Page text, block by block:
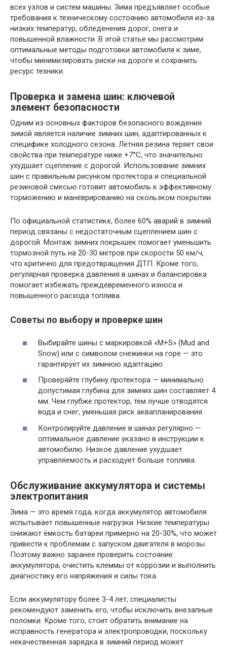
всех узлов и систем машины. Зима предъявляет особые
требования к техническому состоянию автомобиля из-за
низких температур, обледенения дорог, снега и
повышенной влажности. В этой статье мы рассмотрим
оптимальные методы подготовки автомобиля к зиме,
чтобы минимизировать риски на дороге и сохранить
ресурс техники.
Проверка и замена шин: ключевой
элемент безопасности
Одним из основных факторов безопасного вождения
зимой является наличие зимних шин, адаптированных к
специфике холодного сезона. Летняя резина теряет свои
свойства при температуре ниже +7°С, что значительно
ухудшает сцепление с дорогой. Использование зимних
шин с правильным рисунком протектора и специальной
резиновой смесью готовит автомобиль к эффективному
торможению и маневрированию на скользком покрытии.
По официальной статистике, более 60% аварий в зимний
период связаны с недостаточным сцеплением шин с
дорогой. Монтаж зимних покрышек помогает уменьшить
тормозной путь на 20-30 метров при скорости 50 км/ч,
что критично для предотвращения ДТП. Кроме того,
регулярная проверка давления в шинах и балансировка
помогает избежать преждевременного износа и
повышенного расхода топлива.
Советы по выбору и проверке шин
Выбирайте шины с маркировкой «M+S» (Mud and
Snow) или с символом снежинки на горе — это
гарантирует их зимнюю адаптацию.
Проверяйте глубину протектора — минимально
допустимая глубина для зимних шин составляет 4
мм. Чем глубже протектор, тем лучше отводятся
вода и снег, уменьшая риск аквапланирования.
Контролируйте давление в шинах регулярно —
оптимальное давление указано в инструкции к
автомобилю. Низкое давление ухудшает
управляемость и расходует больше топлива.
Обслуживание аккумулятора и системы
электропитания
Зима — это время года, когда аккумулятор автомобиля
испытывает повышенные нагрузки. Низкие температуры
снижают ёмкость батареи примерно на 20-30%, что может
привести к проблемам с запуском двигателя в морозы.
Поэтому важно заранее проверить состояние
аккумулятора, очистить клеммы от коррозии и выполнить
диагностику его напряжения и силы тока.
Если аккумулятору более 3-4 лет, специалисты
рекомендуют заменить его, чтобы исключить внезапные
поломки. Кроме того, стоит обратить внимание на
исправность генератора и электропроводки, поскольку
некачественная зарядка в зимний период может